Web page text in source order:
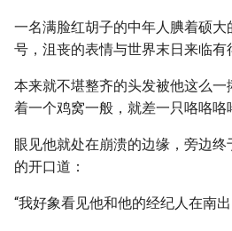
一名满脸红胡子的中年人腆着硕
号，沮丧的表情与世界末日来临有
本来就不堪整齐的头发被他这么
着一个鸡窝一般，就差一只咯咯咯
眼见他就处在崩溃的边缘，旁边
的开口道：
“我好象看见他和他的经纪人在南